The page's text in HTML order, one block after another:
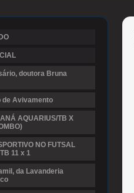
doutora Bruna
de Avivamento
AQUARIUS/TB X
NO FUTSAL
11 x 1
da Lavanderia